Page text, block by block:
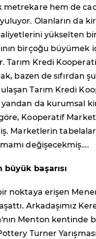
hem de
Olanların da
yükselten
birçoğu büyümek
Tarım Kredi
bazen de sıfırdan
Tarım Kredi
yandan da kurumsal
Kooperatif
Marketlerin
değişecekmiş….
başarısı
noktaya erişen
Arkadaşımız
Menton kentinde
Turner